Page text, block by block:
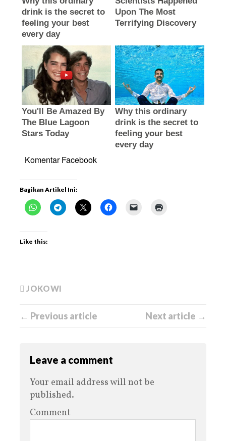
Komentar Facebook
Bagikan Artikel Ini:
Like this:
JOKOWI
← Previous article Next article →
Leave a comment
Your email address will not be
published.
Comment